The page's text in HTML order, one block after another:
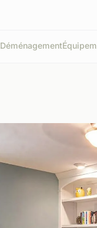
Déménagement